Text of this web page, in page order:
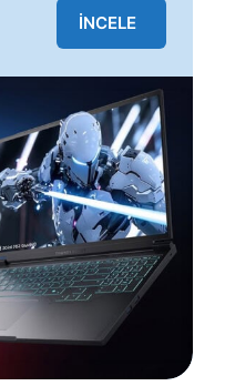
İNCELE